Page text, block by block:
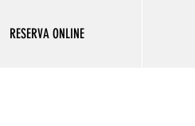
RESERVA ONLINE